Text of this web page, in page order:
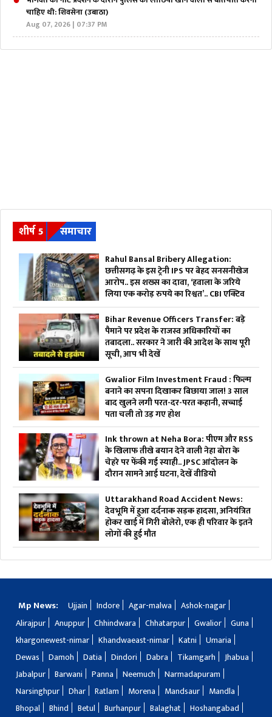
चाहिए थी: शिवसेना (उबाठा)
Aug 07, 2026 | 07:37 PM
शीर्ष 5 समाचार
Rahul Bansal Bribery Allegation:
छत्तीसगढ़ के इस ट्रेनी IPS पर बेहद सनसनीखेज
आरोप.. इस शख्स का दावा, ‘हवाला के जरिये
लिया एक करोड़ रुपये का रिश्वत’.. CBI एक्टिव
Bihar Revenue Officers Transfer: बड़े
पैमाने पर प्रदेश के राजस्व अधिकारियों का
तबादला.. सरकार ने जारी की आदेश के साथ पूरी
सूची, आप भी देखें
Gwalior Film Investment Fraud : फिल्म
बनाने का सपना दिखाकर बिछाया जाल! 3 साल
बाद खुलने लगी परत-दर-परत कहानी, सच्चाई
पता चली तो उड़ गए होश
Ink thrown at Neha Bora: पीएम और RSS
के खिलाफ तीखे बयान देने वाली नेहा बोरा के
चेहरे पर फेंकी गई स्याही.. JPSC आंदोलन के
दौरान सामने आई घटना, देखें वीडियो
Uttarakhand Road Accident News:
देवभूमि में हुआ दर्दनाक सड़क हादसा, अनियंत्रित
होकर खाई में गिरी बोलेरो, एक ही परिवार के इतने
लोगों की हुई मौत
Mp News: Ujjain Indore Agar-malwa
Ashok-nagar
Alirajpur
Anuppur Chhindwara Chhatarpur Gwalior
Guna
khargonewest-nimar
Khandwaeast-nimar Katni
Umaria
Dewas
Damoh Datia Dindori Dabra Tikamgarh
Jhabua
Jabalpur
Barwani Panna Neemuch
Narmadapuram
Narsinghpur
Dhar Ratlam Morena Mandsaur
Mandla
Bhopal
Bhind Betul Burhanpur Balaghat
Hoshangabad